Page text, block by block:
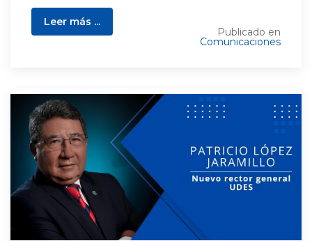
Leer más ...
Publicado en
Comunicaciones